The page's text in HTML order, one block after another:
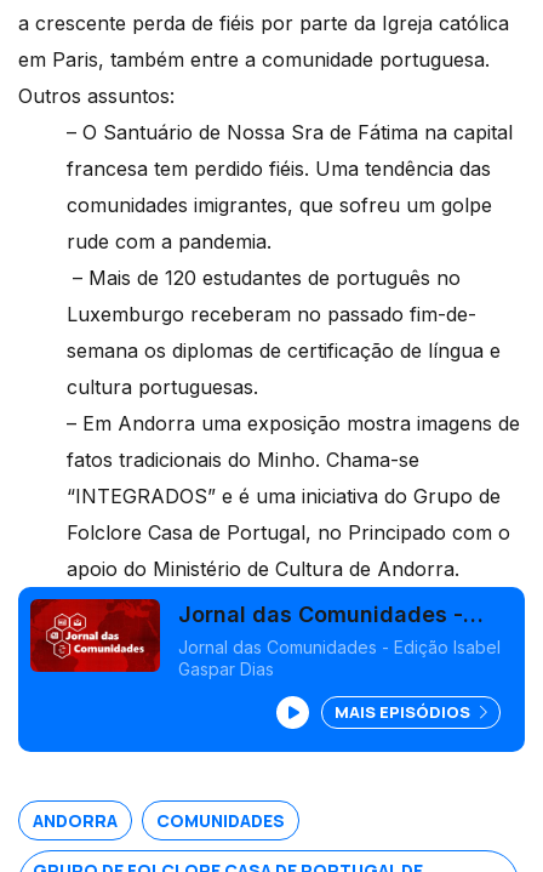
a crescente perda de fiéis por parte da Igreja católica
em Paris, também entre a comunidade portuguesa.
Outros assuntos:
– O Santuário de Nossa Sra de Fátima na capital
francesa tem perdido fiéis. Uma tendência das
comunidades imigrantes, que sofreu um golpe
rude com a pandemia.
– Mais de 120 estudantes de português no
Luxemburgo receberam no passado fim-de-
semana os diplomas de certificação de língua e
cultura portuguesas.
– Em Andorra uma exposição mostra imagens de
fatos tradicionais do Minho. Chama-se
“INTEGRADOS” e é uma iniciativa do Grupo de
Folclore Casa de Portugal, no Principado com o
apoio do Ministério de Cultura de Andorra.
Jornal das Comunidades -
Edição Isabel Gaspar Dias
Jornal das Comunidades - Edição Isabel
Gaspar Dias
MAIS EPISÓDIOS
ANDORRA COMUNIDADES